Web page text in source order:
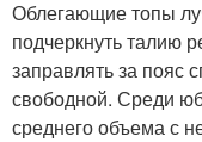
Облегающие топы
подчеркнуть талию
заправлять за пояс
свободной. Среди
среднего объема с